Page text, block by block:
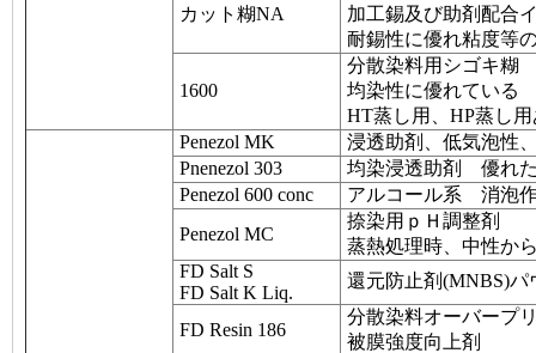
カット糊NA
加工錫及び助剤配合
耐錫性に優れ粘度等
1600
分散染料用シゴキ糊
均染性に優れている
HT蒸し用、HP蒸し
Penezol MK
浸透助剤、低気泡性
Pnenezol 303
均染浸透助剤 優れ
Penezol 600 conc
アルコール系 消泡
Penezol MC
捺染用ｐＨ調整剤
蒸熱処理時、中性か
FD Salt S
FD Salt K Liq.
還元防止剤(MNBS)
FD Resin 186
分散染料オーバープ
被膜強度向上剤